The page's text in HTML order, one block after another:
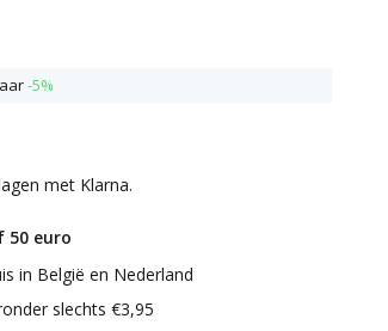
-5%
met Klarna.
50 euro
in België en Nederland
slechts €3,95